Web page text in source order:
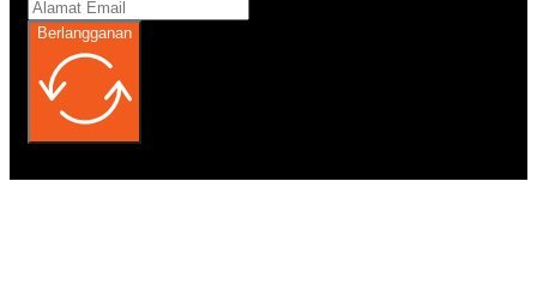
Berlangganan